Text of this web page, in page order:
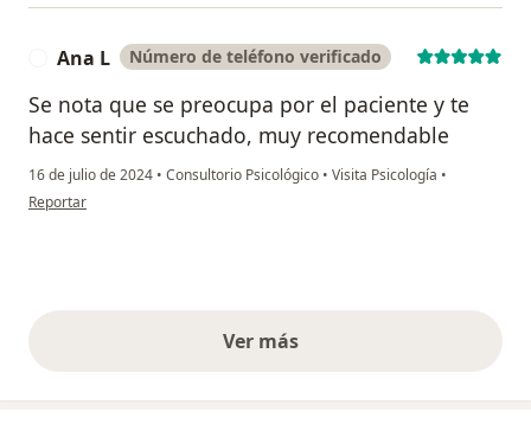
Ana L Número de teléfono verificado
Se nota que se preocupa por el paciente y te
hace sentir escuchado, muy recomendable
16 de julio de 2024 • Consultorio Psicológico • Visita Psicología •
en opinión del usuario Ana L
Reportar
Ver másopiniones anteriores